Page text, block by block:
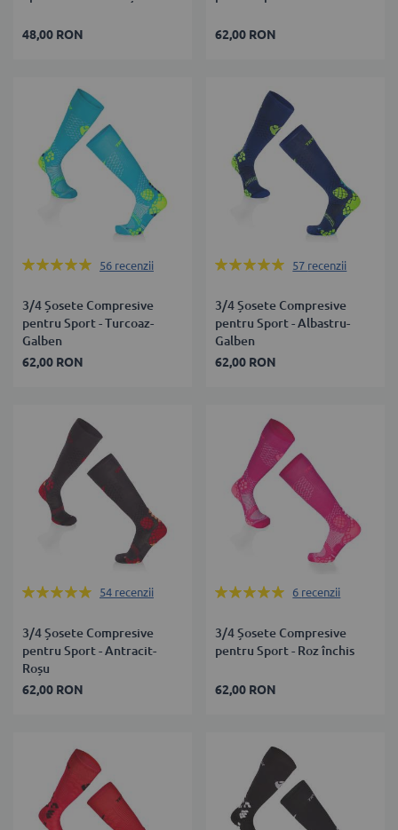
48,00 RON 62,00 RON
Rating:
56 recenzii
3/4 Șosete Compresive
pentru Sport - Turcoaz-
Galben
62,00 RON
Rating:
57 recenzii
3/4 Șosete Compresive
pentru Sport - Albastru-
Galben
62,00 RON
Rating:
54 recenzii
3/4 Șosete Compresive
pentru Sport - Antracit-
Roșu
62,00 RON
Rating:
6 recenzii
3/4 Șosete Compresive
pentru Sport - Roz închis
62,00 RON